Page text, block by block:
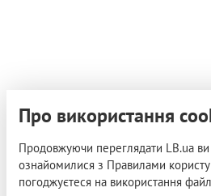
Про використання
Продовжуючи переглядати LB.ua
ознайомилися з Правилами
погоджуєтеся на використання